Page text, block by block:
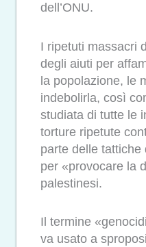
dell’ONU.
I ripetuti massacri
degli aiuti per
la popolazione, le
indebolirla, così
studiata di tutte le
torture ripetute
parte delle tattiche
per «provocare la
palestinesi.
Il termine
va usato a